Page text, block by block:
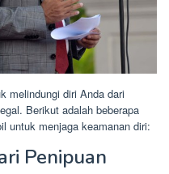
melindungi diri Anda dari
Berikut adalah beberapa
untuk menjaga keamanan diri:
Penipuan